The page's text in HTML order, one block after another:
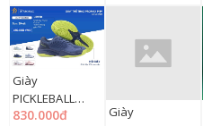
(QUANG
DƯƠNG) NY1099
Giày
PICKLEBALL
Động Lực
830.000đ
Giày